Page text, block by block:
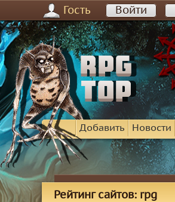
Гость Войти
Добавить Новости
Рейтинг сайтов: rpg